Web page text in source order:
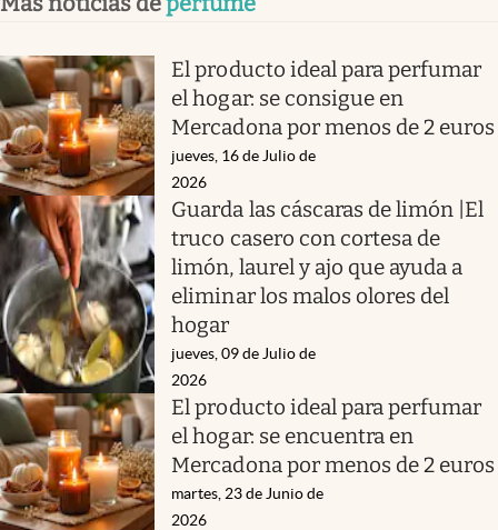
El producto ideal para perfumar
el hogar: se consigue en
Mercadona por menos de 2 euros
jueves, 16 de Julio de
2026
Guarda las cáscaras de limón |El
truco casero con cortesa de
limón, laurel y ajo que ayuda a
eliminar los malos olores del
hogar
jueves, 09 de Julio de
2026
El producto ideal para perfumar
el hogar: se encuentra en
Mercadona por menos de 2 euros
martes, 23 de Junio de
2026